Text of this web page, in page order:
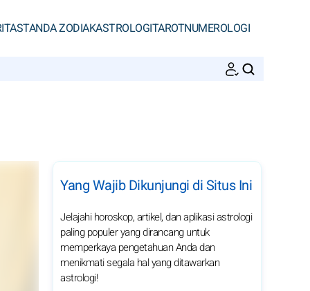
TANDA ZODIAKASTROLOGITAROTNUMEROLOGI
Yang Wajib Dikunjungi di Situs Ini
Jelajahi horoskop, artikel, dan aplikasi astrologi
paling populer yang dirancang untuk
memperkaya pengetahuan Anda dan
menikmati segala hal yang ditawarkan
astrologi!